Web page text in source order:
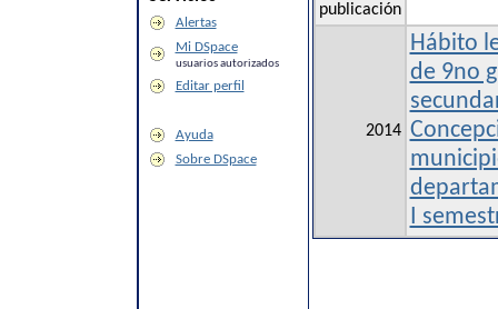
Alertas
Mi DSpace
usuarios autorizados
Editar perfil
Ayuda
Sobre DSpace
publicación
2014
Hábito
de 9no
I